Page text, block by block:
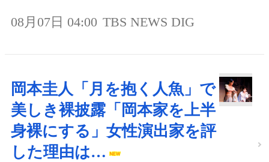
08月07日 04:00 TBS NEWS DIG
岡本圭人「月を抱く人魚」で
美しき裸披露「岡本家を上半
身裸にする」女性演出家を評
した理由は…